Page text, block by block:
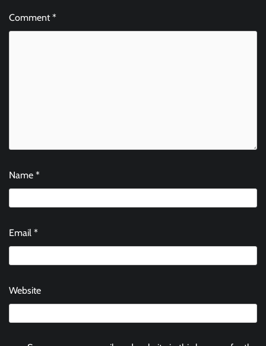
Comment*
Name *
Email *
Website